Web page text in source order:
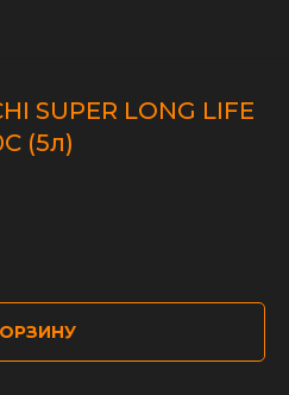
SUPER LONG LIFE
(5л)